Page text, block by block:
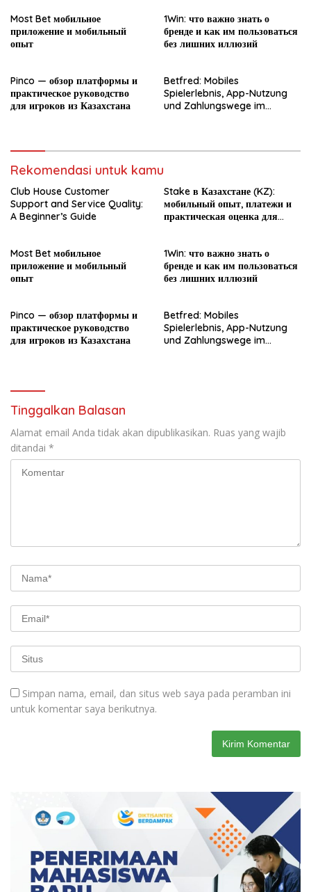
Most Bet мобильное
приложение и мобильный
опыт
1Win: что важно знать о
бренде и как им пользоваться
без лишних иллюзий
Pinco — обзор платформы и
практическое руководство
для игроков из Казахстана
Betfred: Mobiles
Spielerlebnis, App-Nutzung
und Zahlungswege im
Rekomendasi untuk kamu
Club House Customer
Support and Service Quality:
A Beginner’s Guide
Stake в Казахстане (KZ):
мобильный опыт, платежи и
практическая оценка для
Most Bet мобильное
приложение и мобильный
опыт
1Win: что важно знать о
бренде и как им пользоваться
без лишних иллюзий
Pinco — обзор платформы и
практическое руководство
для игроков из Казахстана
Betfred: Mobiles
Spielerlebnis, App-Nutzung
und Zahlungswege im
Tinggalkan Balasan
Alamat email Anda tidak akan dipublikasikan. Ruas yang wajib
ditandai *
Simpan nama, email, dan situs web saya pada peramban ini
untuk komentar saya berikutnya.